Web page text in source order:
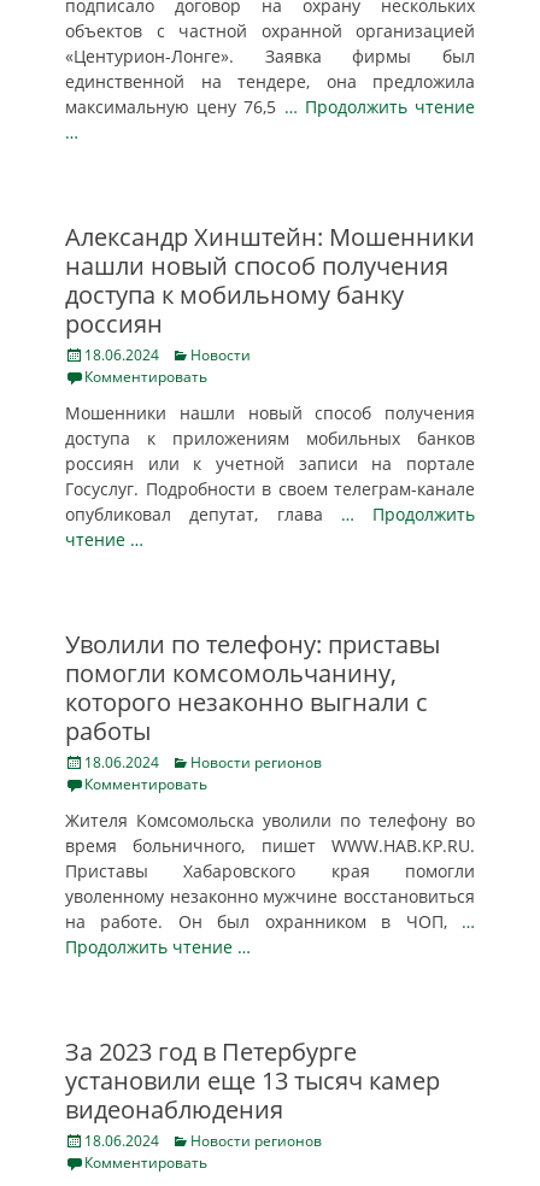
подписало договор на охрану нескольких
объектов с частной охранной организацией
«Центурион-Лонге». Заявка фирмы был
единственной на тендере, она предложила
максимальную цену 76,5 … Продолжить чтение
…
Александр Хинштейн: Мошенники
нашли новый способ получения
доступа к мобильному банку
россиян
Posted
on
18.06.2024 Categories
Новости
Комментировать
Мошенники нашли новый способ получения
доступа к приложениям мобильных банков
россиян или к учетной записи на портале
Госуслуг. Подробности в своем телеграм-канале
опубликовал депутат, глава … Продолжить
чтение …
Уволили по телефону: приставы
помогли комсомольчанину,
которого незаконно выгнали с
работы
Posted
on
18.06.2024 Categories
Новости регионов
Комментировать
Жителя Комсомольска уволили по телефону во
время больничного, пишет WWW.HAB.KP.RU.
Приставы Хабаровского края помогли
уволенному незаконно мужчине восстановиться
на работе. Он был охранником в ЧОП, …
Продолжить чтение …
За 2023 год в Петербурге
установили еще 13 тысяч камер
видеонаблюдения
Posted
on
18.06.2024 Categories
Новости регионов
Комментировать